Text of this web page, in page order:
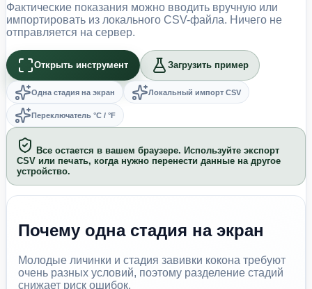
Фактические показания можно вводить вручную или
импортировать из локального CSV-файла. Ничего не
отправляется на сервер.
Открыть инструмент Загрузить пример
Одна стадия на экран Локальный импорт CSV
Переключатель °C / °F
Все остается в вашем браузере. Используйте экспорт
CSV или печать, когда нужно перенести данные на другое
устройство.
Почему одна стадия на экран
Молодые личинки и стадия завивки кокона требуют
очень разных условий, поэтому разделение стадий
снижает риск ошибок.